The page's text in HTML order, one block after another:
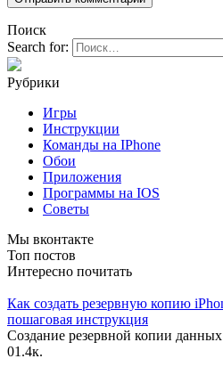
Поиск
Search for:
Рубрики
Игры
Инструкции
Команды на IPhone
Обои
Приложения
Программы на IOS
Советы
Мы вконтакте
Топ постов
Интересно почитать
Как создать резервную копию
пошаговая инструкция
Создание резервной копии
01.4к.